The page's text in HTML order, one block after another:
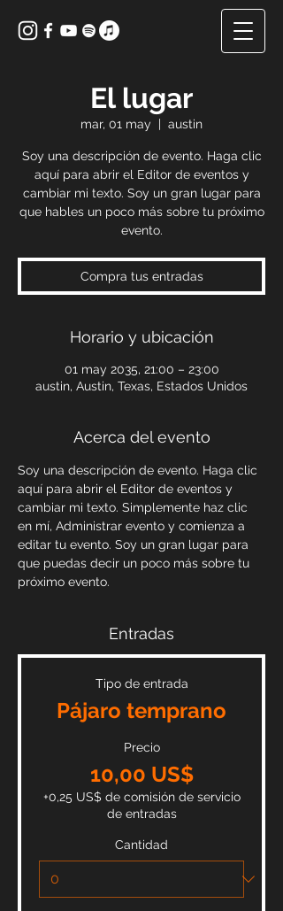
El lugar
mar, 01 may
  |
austin
Soy una descripción de evento. Haga clic
aquí para abrir el Editor de eventos y
cambiar mi texto. Soy un gran lugar para
que hables un poco más sobre tu próximo
evento.
Compra tus entradas
Horario y ubicación
01 may 2035, 21:00 – 23:00
austin, Austin, Texas, Estados Unidos
Acerca del evento
Soy una descripción de evento. Haga clic
aquí para abrir el Editor de eventos y
cambiar mi texto. Simplemente haz clic
en mí, Administrar evento y comienza a
editar tu evento. Soy un gran lugar para
que puedas decir un poco más sobre tu
próximo evento.
Entradas
Tipo de entrada
Pájaro temprano
Precio
10,00 US$
+0,25 US$ de comisión de servicio
de entradas
Cantidad